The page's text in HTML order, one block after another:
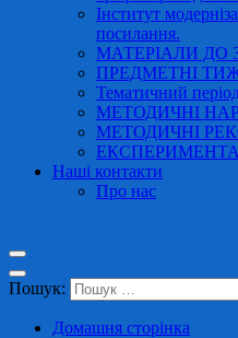
Інститут
посилання.
МАТЕРІАЛИ ДО
ПРЕДМЕТНІ
Тематичний період
МЕТОДИЧНІ
МЕТОДИЧНІ
Наші контакти
Про нас
Пошук:
Домашня сторінка